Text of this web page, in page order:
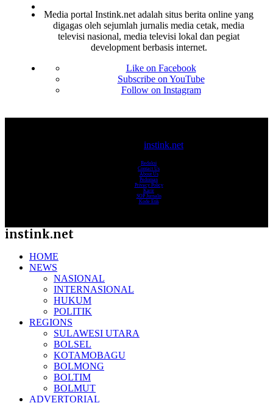
Media portal Instink.net adalah situs berita online yang
digagas oleh sejumlah jurnalis media cetak, media
televisi nasional, media televisi lokal dan pegiat
development berbasis internet.
Like on Facebook
Subscribe on YouTube
Follow on Instagram
instink.net
Redaksi
Contact Us
About Us
Pedoman
Privacy Policy
Karir
SOP Jurnalis
Kode Etik
instink.net
HOME
NEWS
NASIONAL
INTERNASIONAL
HUKUM
POLITIK
REGIONS
SULAWESI UTARA
BOLSEL
KOTAMOBAGU
BOLMONG
BOLTIM
BOLMUT
ADVERTORIAL